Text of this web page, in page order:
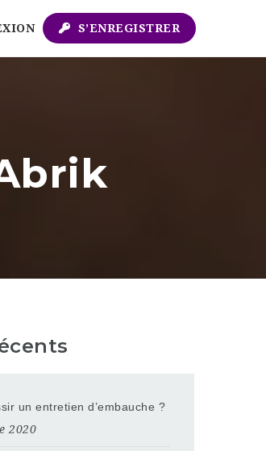
S’ENREGISTRER
un entretien d’embauche ?
2020